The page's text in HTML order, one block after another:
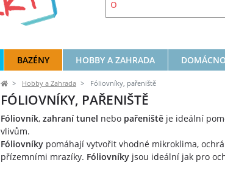
BAZÉNY HOBBY A ZAHRADA
Hobby a Zahrada Fóliovníky, pařeniště
FÓLIOVNÍKY, PAŘENIŠTĚ
Fóliovník, zahraní tunel nebo pařeniště je ideální
vlivům.
Fóliovníky pomáhají vytvořit vhodné mikroklima,
přízemními mrazíky. Fóliovníky jsou ideální jak pro